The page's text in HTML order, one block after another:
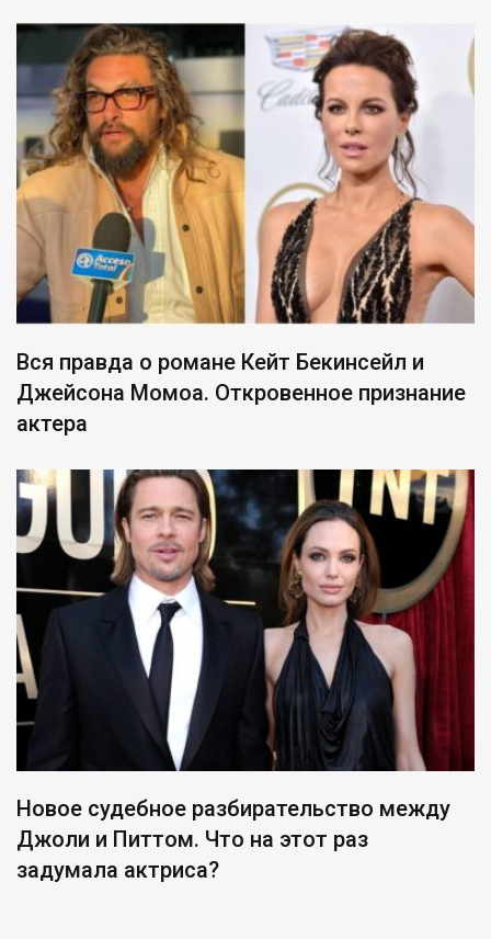
Вся правда о романе Кейт Бекинсейл и
Джейсона Момоа. Откровенное признание
актера
Новое судебное разбирательство между
Джоли и Питтом. Что на этот раз
задумала актриса?